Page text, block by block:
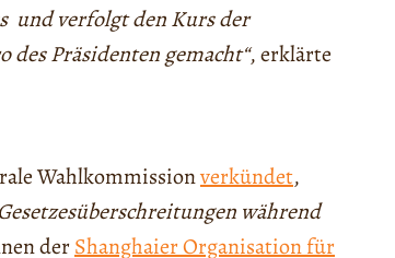
und verfolgt den Kurs der
Präsidenten gemacht“, erklärte
Wahlkommissionverkündet,
während
derShanghaier Organisation für